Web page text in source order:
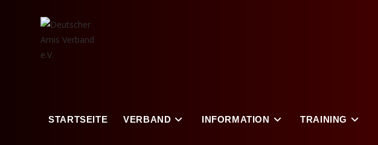
STARTSEITE VERBAND INFORMATION TRAINING